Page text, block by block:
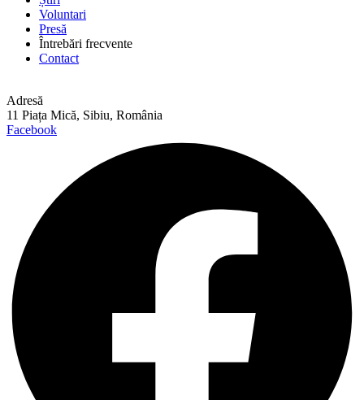
Voluntari
Presă
Întrebări frecvente
Contact
Adresă
11 Piața Mică, Sibiu, România
Facebook